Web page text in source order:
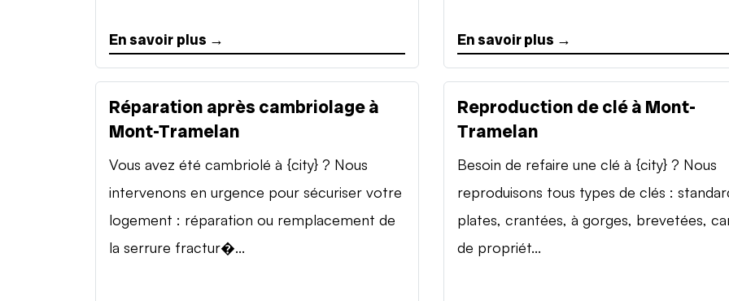
En savoir plus → En savoir plus →
Réparation après cambriolage à
Mont-Tramelan
Vous avez été cambriolé à {city} ? Nous
intervenons en urgence pour sécuriser votre
logement : réparation ou remplacement de
la serrure fractur�...
Reproduction de clé à Mont-
Tramelan
Besoin de refaire une clé à {city} ? Nous
reproduisons tous types de clés :
plates, crantées, à gorges, brevetées,
de propriét...